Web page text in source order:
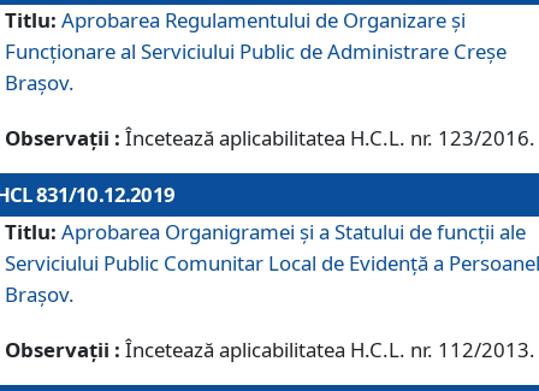
Titlu: Aprobarea Regulamentului de Organizare și
Funcționare al Serviciului Public de Administrare Creșe
Brașov.
Observații : Încetează aplicabilitatea H.C.L. nr. 123/2016.
831/10.12.2019
Titlu: Aprobarea Organigramei și a Statului de funcții ale
Serviciului Public Comunitar Local de Evidență a
Brașov.
Observații : Încetează aplicabilitatea H.C.L. nr. 112/2013.